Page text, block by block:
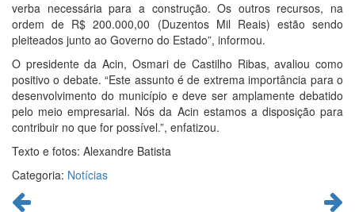
verba necessária para a construção. Os outros recursos, na
ordem de R$ 200.000,00 (Duzentos Mil Reais) estão sendo
pleiteados junto ao Governo do Estado”, informou.
O presidente da Acin, Osmari de Castilho Ribas, avaliou como
positivo o debate. “Este assunto é de extrema importância para o
desenvolvimento do município e deve ser amplamente debatido
pelo meio empresarial. Nós da Acin estamos a disposição para
contribuir no que for possível.”, enfatizou.
Texto e fotos: Alexandre Batista
Categoria: Notícias
Continue